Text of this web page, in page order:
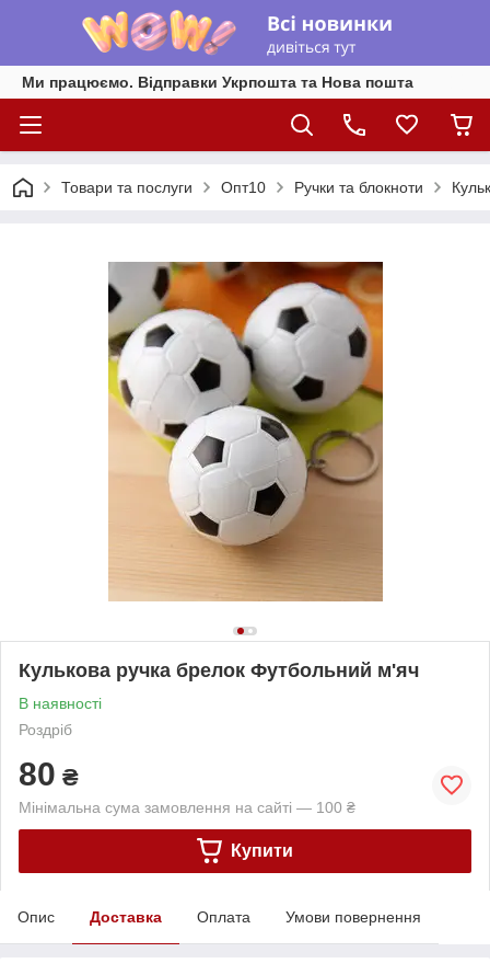
Ми працюємо. Відправки Укрпошта та Нова пошта
Товари та послуги Опт10 Ручки та блокноти
Кулькова ручка брелок Футбольний м'яч
В наявності
Роздріб
80 ₴
Мінімальна сума замовлення на сайті — 100 ₴
Купити
Опис Доставка Оплата Умови повернення